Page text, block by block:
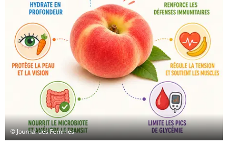
© Journal des Femmes